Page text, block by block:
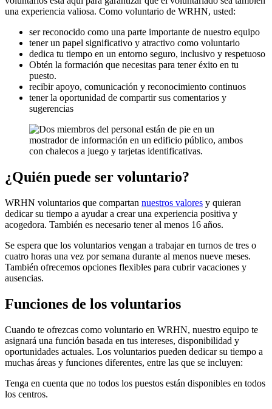
una experiencia valiosa. Como voluntario de WRHN, usted:
ser reconocido como una parte importante de nuestro equipo
tener un papel significativo y atractivo como voluntario
dedica tu tiempo en un entorno seguro, inclusivo y respetuoso
Obtén la formación que necesitas para tener éxito en tu
puesto.
recibir apoyo, comunicación y reconocimiento continuos
tener la oportunidad de compartir sus comentarios y
sugerencias
¿Quién puede ser voluntario?
WRHN voluntarios que compartan nuestros valores y quieran
dedicar su tiempo a ayudar a crear una experiencia positiva y
acogedora. También es necesario tener al menos 16 años.
Se espera que los voluntarios vengan a trabajar en turnos de tres o
cuatro horas una vez por semana durante al menos nueve meses.
También ofrecemos opciones flexibles para cubrir vacaciones y
ausencias.
Funciones de los voluntarios
Cuando te ofrezcas como voluntario en WRHN, nuestro equipo te
asignará una función basada en tus intereses, disponibilidad y
oportunidades actuales. Los voluntarios pueden dedicar su tiempo a
muchas áreas y funciones diferentes, entre las que se incluyen:
Tenga en cuenta que no todos los puestos están disponibles en todos
los centros.